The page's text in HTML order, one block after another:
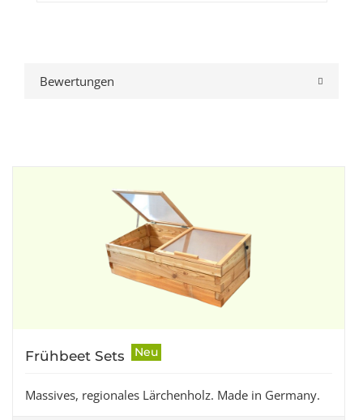
Bewertungen
Frühbeet Sets Neu
Massives, regionales Lärchenholz. Made in Germany.